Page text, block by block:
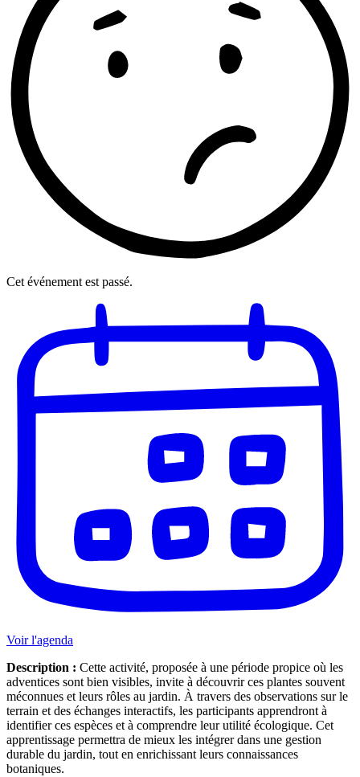
Cet événement est passé.
Voir l'agenda
Description : Cette activité, proposée à une période propice où les
adventices sont bien visibles, invite à découvrir ces plantes souvent
méconnues et leurs rôles au jardin. À travers des observations sur le
terrain et des échanges interactifs, les participants apprendront à
identifier ces espèces et à comprendre leur utilité écologique. Cet
apprentissage permettra de mieux les intégrer dans une gestion
durable du jardin, tout en enrichissant leurs connaissances
botaniques.